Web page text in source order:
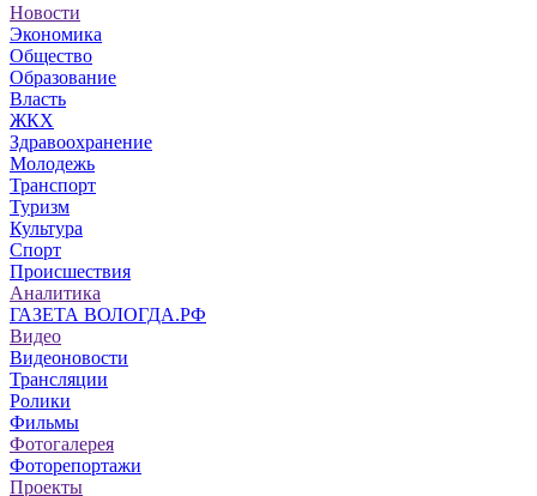
Новости
Экономика
Общество
Образование
Власть
ЖКХ
Здравоохранение
Молодежь
Транспорт
Туризм
Культура
Спорт
Происшествия
Аналитика
ГАЗЕТА ВОЛОГДА.РФ
Видео
Видеоновости
Трансляции
Ролики
Фильмы
Фотогалерея
Фоторепортажи
Проекты